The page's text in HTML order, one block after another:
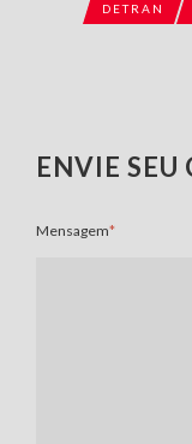
DETRAN
ENVIE
Mensagem*